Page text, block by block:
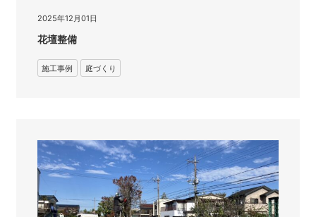
2025年12月01日
花壇整備
施工事例 庭づくり